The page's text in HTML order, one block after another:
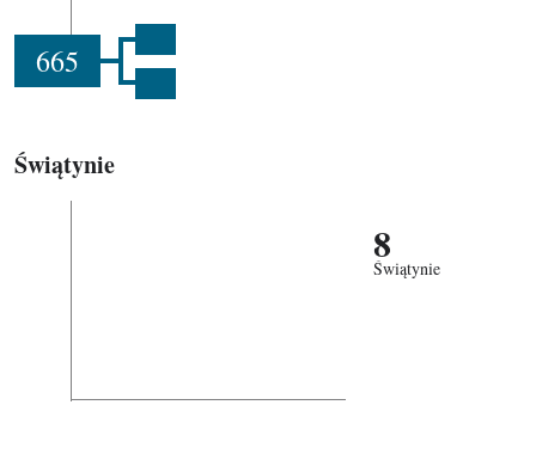
665
Świątynie
8
Świątynie